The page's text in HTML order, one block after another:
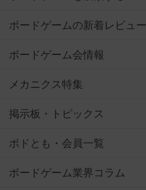
ボードゲームの新着レビュー
ボードゲーム会情報
メカニクス特集
掲示板・トピックス
ボドとも・会員一覧
ボードゲーム業界コラム